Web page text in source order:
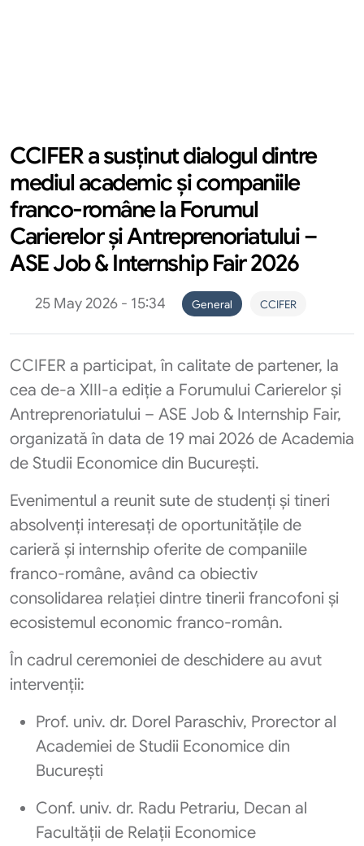
CCIFER a susținut dialogul dintre
mediul academic și companiile
franco-române la Forumul
Carierelor și Antreprenoriatului –
ASE Job & Internship Fair 2026
25 May 2026 - 15:34 General CCIFER
CCIFER a participat, în calitate de partener, la
cea de-a XIII-a ediție a Forumului Carierelor și
Antreprenoriatului – ASE Job & Internship Fair,
organizată în data de 19 mai 2026 de Academia
de Studii Economice din București.
Evenimentul a reunit sute de studenți și tineri
absolvenți interesați de oportunitățile de
carieră și internship oferite de companiile
franco-române, având ca obiectiv
consolidarea relației dintre tinerii francofoni și
ecosistemul economic franco-român.
În cadrul ceremoniei de deschidere au avut
intervenții:
Prof. univ. dr. Dorel Paraschiv, Prorector al
Academiei de Studii Economice din
București
Conf. univ. dr. Radu Petrariu, Decan al
Facultății de Relații Economice